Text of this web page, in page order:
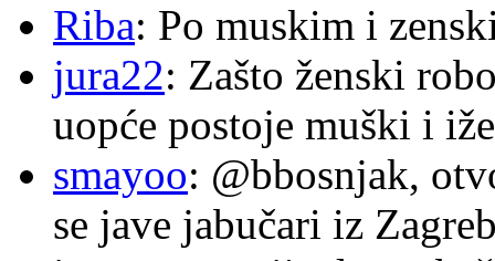
Riba: Po muskim i
jura22: Zašto ženski
uopće postoje muški i
smayoo: @bbosnjak,
se jave jabučari iz